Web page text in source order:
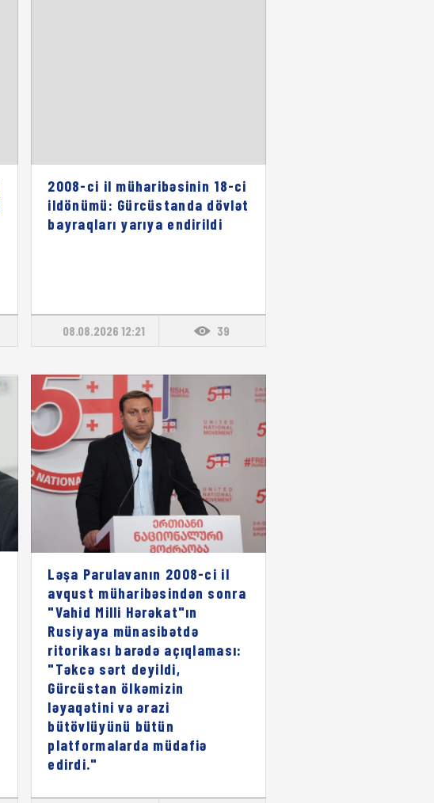
2008-ci il müharibəsinin 18-ci
ildönümü: Gürcüstanda dövlət
bayraqları yarıya endirildi
08.08.2026 12:21 39
Ləşa Parulavanın 2008-ci il
avqust müharibəsindən sonra
"Vahid Milli Hərəkat"ın
Rusiyaya münasibətdə
ritorikası barədə açıqlaması:
"Təkcə sərt deyildi,
Gürcüstan ölkəmizin
ləyaqətini və ərazi
bütövlüyünü bütün
platformalarda müdafiə
edirdi."